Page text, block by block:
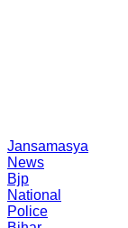
Jansamasya
News
Bjp
National
Police